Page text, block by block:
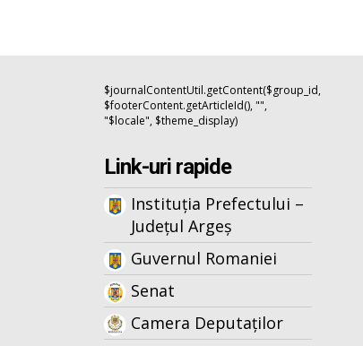
$journalContentUtil.getContent($group_id,
$footerContent.getArticleId(), "",
"$locale", $theme_display)
Link-uri rapide
Instituția Prefectului –
Județul Argeș
Guvernul Romaniei
Senat
Camera Deputaților